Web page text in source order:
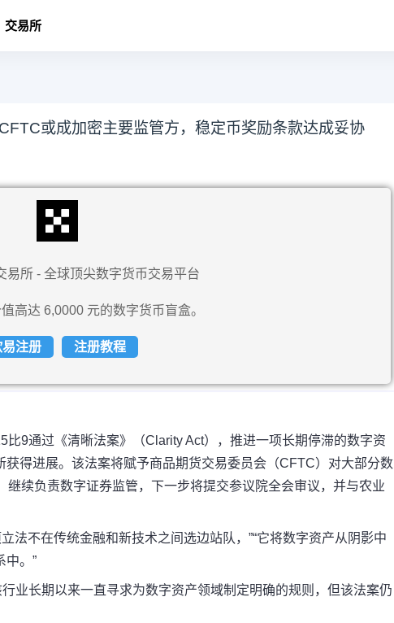
交易所
或成加密主要监管方，稳定币奖励条款达成妥协
易所 - 全球顶尖数字货币交易平台
高达 6,0000 元的数字货币盲盒。
易注册 注册教程
比9通过 《清晰法案》（Clarity Act）
，推进一项长期停滞的数字资
得进展。该法案将赋予商品期货交易委员会（CFTC）对大部分数
续负责数字证券监管，下一步将提交参议院全会审议，并与农业
法不在传统金融和新技术之间选边站队，”“它将数字资产从阴影中
中。”
业长期以来一直寻求为数字资产领域制定明确的规则，但该法案仍